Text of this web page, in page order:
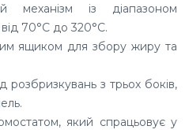
механізм із діапазоном
70°C до 320°C.
ящиком для збору жиру та
розбризкувань з трьох боків,
який спрацьовує у